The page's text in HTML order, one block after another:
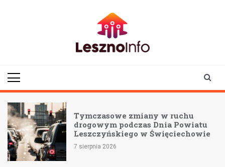
Tymczasowe zmiany w ruchu
drogowym podczas Dnia Powiatu
Leszczyńskiego w Święciechowie
7 sierpnia 2026